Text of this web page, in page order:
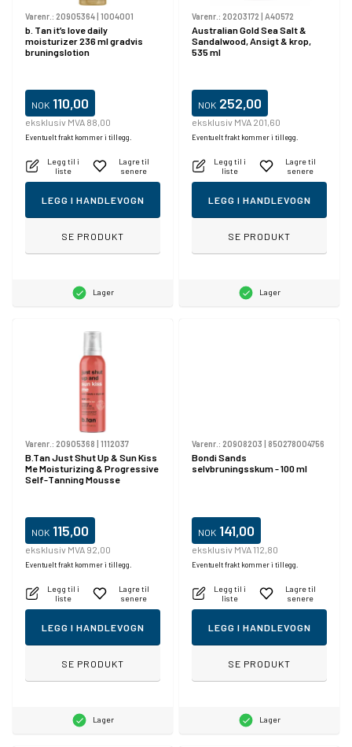
Varenr.: 20905364 1004001
b. Tan it’s love daily
moisturizer 236 ml gradvis
bruningslotion
NOK 110,00
eksklusiv MVA 88,00
Eventuelt frakt kommer i tillegg.
Legg til i
liste
Lagre til
senere
LEGG I HANDLEVOGN
SE PRODUKT
Lager
Varenr.: 20203172 A40572
Australian Gold Sea Salt &
Sandalwood, Ansigt & krop,
535 ml
NOK 252,00
eksklusiv MVA 201,60
Eventuelt frakt kommer i tillegg.
Legg til i
liste
Lagre til
senere
LEGG I HANDLEVOGN
SE PRODUKT
Lager
Varenr.: 20905368 1112037
B.Tan Just Shut Up & Sun Kiss
Me Moisturizing & Progressive
Self-Tanning Mousse
NOK 115,00
eksklusiv MVA 92,00
Eventuelt frakt kommer i tillegg.
Legg til i
liste
Lagre til
senere
LEGG I HANDLEVOGN
SE PRODUKT
Lager
Varenr.: 20908203 850278004756
Bondi Sands
selvbruningsskum - 100 ml
NOK 141,00
eksklusiv MVA 112,80
Eventuelt frakt kommer i tillegg.
Legg til i
liste
Lagre til
senere
LEGG I HANDLEVOGN
SE PRODUKT
Lager